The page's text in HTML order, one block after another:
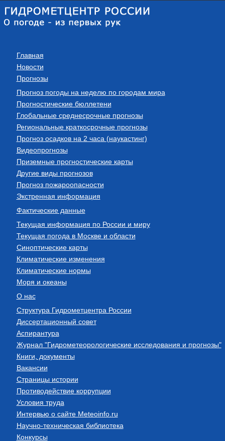
Главная
Новости
Прогнозы
Прогноз погоды на неделю по городам мира
Прогностические бюллетени
Глобальные среднесрочные прогнозы
Региональные краткосрочные прогнозы
Прогноз осадков на 2 часа (наукастинг)
Видеопрогнозы
Приземные прогностические карты
Другие виды прогнозов
Прогноз пожароопасности
Экстренная информация
Фактические данные
Текущая информация по России и миру
Текущая погода в Москве и области
Синоптические карты
Климатические изменения
Климатические нормы
Моря и океаны
О нас
Структура Гидрометцентра России
Диссертационный совет
Аспирантура
Журнал "Гидрометеорологические исследования и прогнозы"
Книги, документы
Вакансии
Страницы истории
Противодействие коррупции
Условия труда
Интервью о сайте Meteoinfo.ru
Научно-техническая библиотека
Конкурсы